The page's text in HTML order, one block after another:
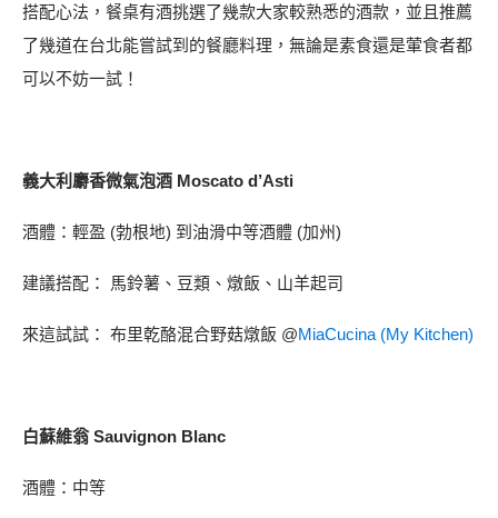
搭配心法，餐桌有酒挑選了幾款大家較熟悉的酒款，並且推薦
了幾道在台北能嘗試到的餐廳料理，無論是素食還是葷食者都
可以不妨一試！
義大利麝香微氣泡酒 Moscato d’Asti
酒體：輕盈 (勃根地) 到油滑中等酒體 (加州)
建議搭配： 馬鈴薯、豆類、燉飯、山羊起司
來這試試： 布里乾酪混合野菇燉飯 @MiaCucina (My Kitchen)
白蘇維翁 Sauvignon Blanc
酒體：中等